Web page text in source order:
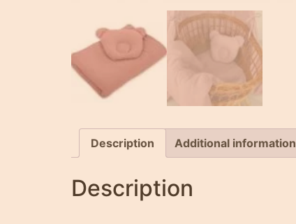
Description Additional information
Description